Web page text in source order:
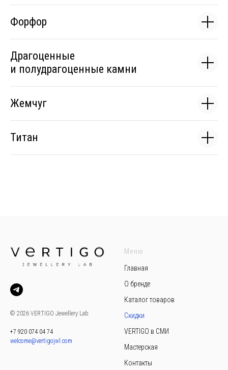
Форфор
Драгоценные
и полудрагоценные камни
Жемчуг
Титан
© 2026 VERTIGO Jewellery Lab
+7 920 074 04 74
welcome@vertigojwl.com
Меню
Главная
О бренде
Каталог товаров
Скидки
VERTIGO в СМИ
Мастерская
Контакты